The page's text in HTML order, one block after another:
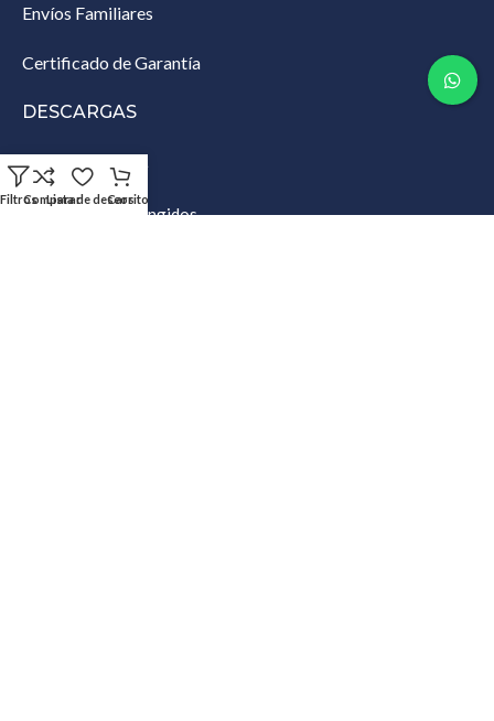
Envíos Familiares
Certificado de Garantía
DESCARGAS
Lista de Empaque
Productos Restringidos
FiltrosComparar
Lista de deseos
Carrito